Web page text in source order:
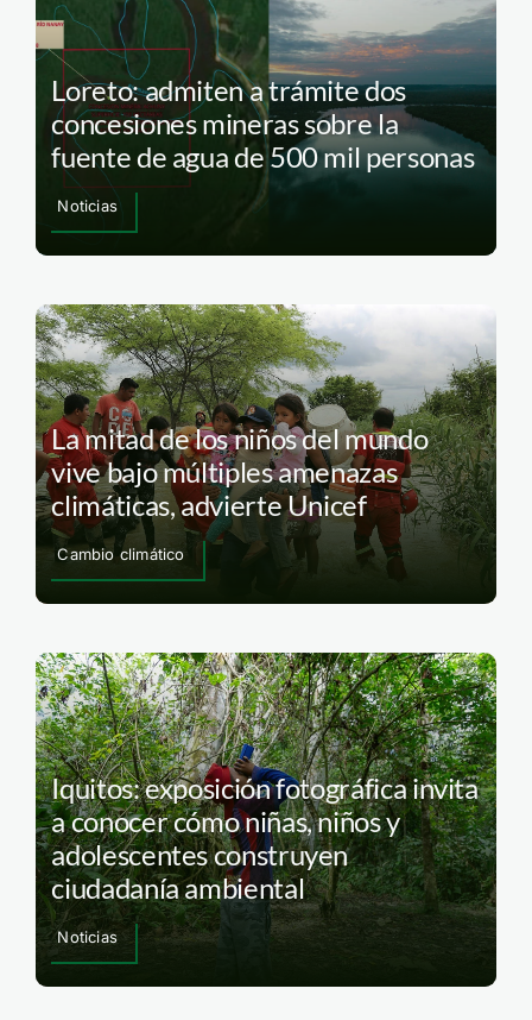
Loreto: admiten a trámite dos
concesiones mineras sobre la
fuente de agua de 500 mil personas
Noticias
La mitad de los niños del mundo
vive bajo múltiples amenazas
climáticas, advierte Unicef
Cambio climático
Iquitos: exposición fotográfica invita
a conocer cómo niñas, niños y
adolescentes construyen
ciudadanía ambiental
Noticias